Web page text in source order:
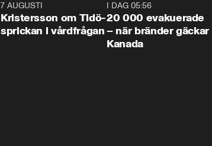
7 AUGUSTI
Kristersson om Tidö-
sprickan i vårdfrågan
I DAG 05:56
20 000 evakuerade
– när bränder gäckar
Kanada